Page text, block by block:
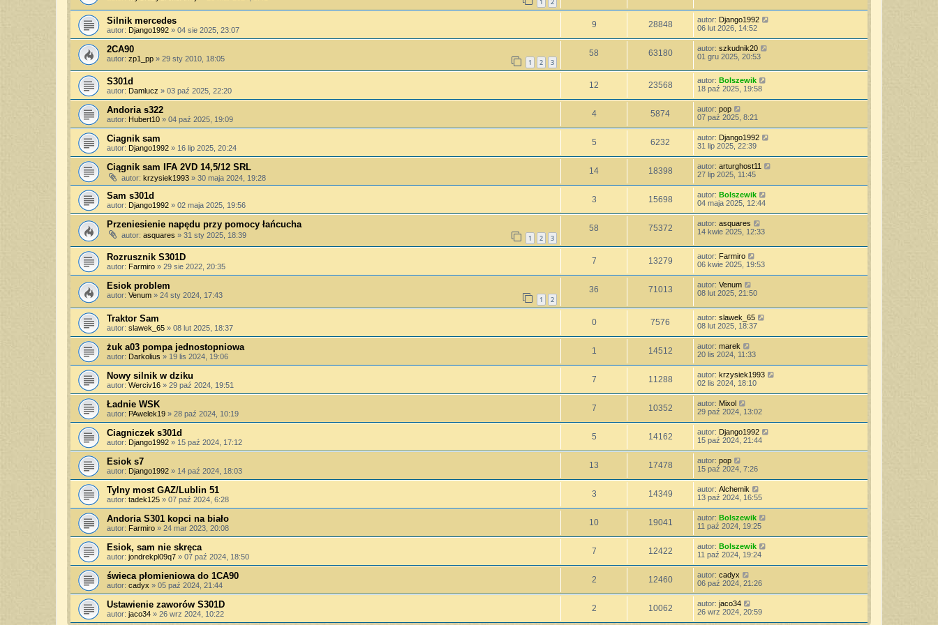
Silnik mercedes
autor: Django1992 » 04 sie 2025, 23:07
9 28848 autor: Django1992
06 lut 2026, 14:52
2CA90
autor: zp1_pp » 29 sty 2010, 18:05 1 2 3
58 63180 autor: szkudnik20
01 gru 2025, 20:53
S301d
autor: Damlucz » 03 paź 2025, 22:20
12 23568 autor: Bolszewik
18 paź 2025, 19:58
Andoria s322
autor: Hubert10 » 04 paź 2025, 19:09
4 5874 autor: pop
07 paź 2025, 8:21
Ciagnik sam
autor: Django1992 » 16 lip 2025, 20:24
5 6232 autor: Django1992
31 lip 2025, 22:39
Ciągnik sam IFA 2VD 14,5/12 SRL
autor: krzysiek1993 » 30 maja 2024, 19:28
14 18398 autor: arturghost11
27 lip 2025, 11:45
Sam s301d
autor: Django1992 » 02 maja 2025, 19:56
3 15698 autor: Bolszewik
04 maja 2025, 12:44
Przeniesienie napędu przy pomocy łańcucha
autor: asquares » 31 sty 2025, 18:39 1 2 3
58 75372 autor: asquares
14 kwie 2025, 12:33
Rozrusznik S301D
autor: Farmiro » 29 sie 2022, 20:35
7 13279 autor: Farmiro
06 kwie 2025, 19:53
Esiok problem
autor: Venum » 24 sty 2024, 17:43 1 2
36 71013 autor: Venum
08 lut 2025, 21:50
Traktor Sam
autor: slawek_65 » 08 lut 2025, 18:37
0 7576 autor: slawek_65
08 lut 2025, 18:37
żuk a03 pompa jednostopniowa
autor: Darkolius » 19 lis 2024, 19:06
1 14512 autor: marek
20 lis 2024, 11:33
Nowy silnik w dziku
autor: Werciv16 » 29 paź 2024, 19:51
7 11288 autor: krzysiek1993
02 lis 2024, 18:10
Ładnie WSK
autor: PAwelek19 » 28 paź 2024, 10:19
7 10352 autor: Mixol
29 paź 2024, 13:02
Ciagniczek s301d
autor: Django1992 » 15 paź 2024, 17:12
5 14162 autor: Django1992
15 paź 2024, 21:44
Esiok s7
autor: Django1992 » 14 paź 2024, 18:03
13 17478 autor: pop
15 paź 2024, 7:26
Tylny most GAZ/Lublin 51
autor: tadek125 » 07 paź 2024, 6:28
3 14349 autor: Alchemik
13 paź 2024, 16:55
Andoria S301 kopci na biało
autor: Farmiro » 24 mar 2023, 20:08
10 19041 autor: Bolszewik
11 paź 2024, 19:25
Esiok, sam nie skręca
autor: jondrekpl09q7 » 07 paź 2024, 18:50
7 12422 autor: Bolszewik
11 paź 2024, 19:24
świeca płomieniowa do 1CA90
autor: cadyx » 05 paź 2024, 21:44
2 12460 autor: cadyx
06 paź 2024, 21:26
Ustawienie zaworów S301D
autor: jaco34 » 26 wrz 2024, 10:22
2 10062 autor: jaco34
26 wrz 2024, 20:59